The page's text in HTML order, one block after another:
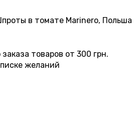
в томате Marinero, Польша
товаров от 300 грн.
желаний